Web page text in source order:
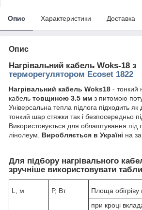
Опис Характеристики Доставка
Опис
Нагрівальний кабель Woks-18 з
терморегулятором Ecoset 1822
Нагрівальний кабель Woks18 - тонкий
кабель товщиною 3.5 мм з питомою
Універсальна тепла підлога підходить як
тонкий шар стяжки так і безпосередньо
Використовується для облаштування під
лінолеум. Виробляється в Україні на
Для підбору нагрівального
зручніше використовувати
L, м P, Вт
Площа обігріву
при кроці